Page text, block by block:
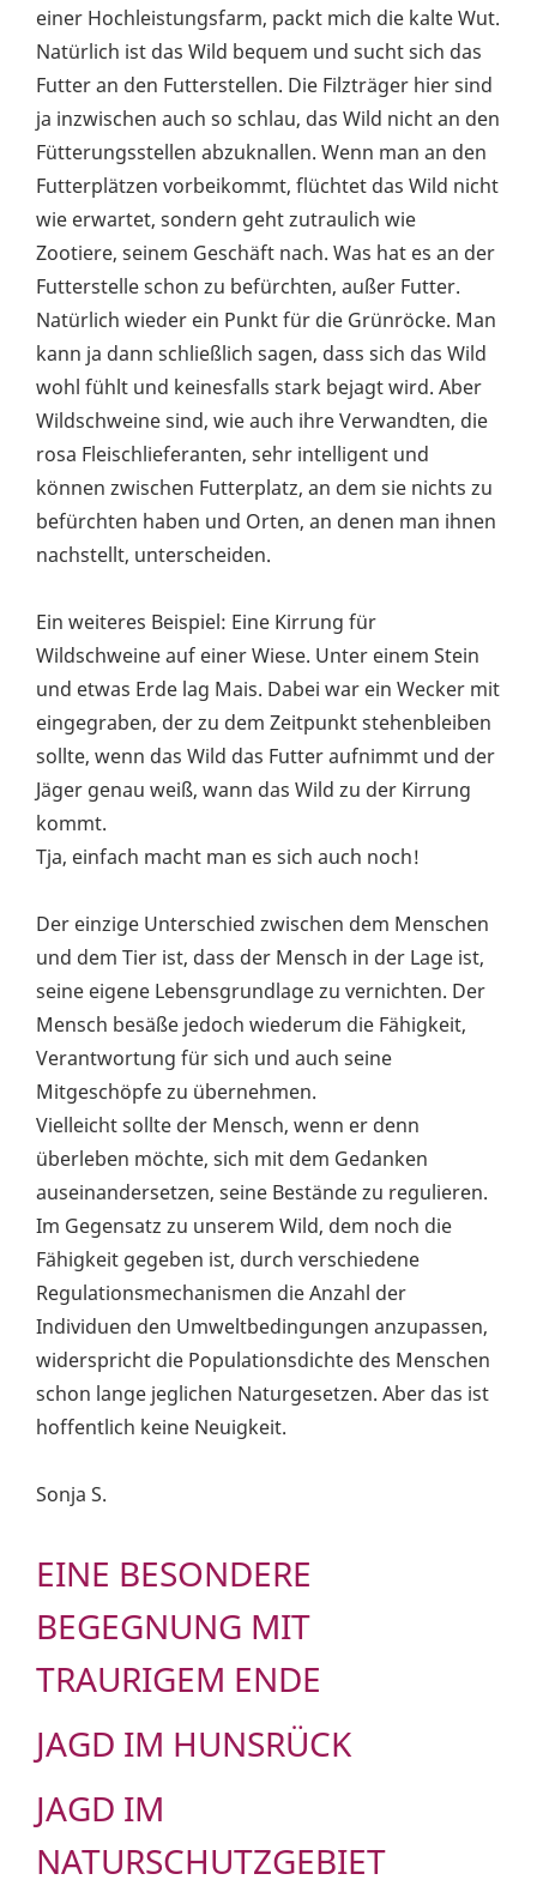
einer Hochleistungsfarm, packt mich die kalte Wut.
Natürlich ist das Wild bequem und sucht sich das
Futter an den Futterstellen. Die Filzträger hier sind
ja inzwischen auch so schlau, das Wild nicht an den
Fütterungsstellen abzuknallen. Wenn man an den
Futterplätzen vorbeikommt, flüchtet das Wild nicht
wie erwartet, sondern geht zutraulich wie
Zootiere, seinem Geschäft nach. Was hat es an der
Futterstelle schon zu befürchten, außer Futter.
Natürlich wieder ein Punkt für die Grünröcke. Man
kann ja dann schließlich sagen, dass sich das Wild
wohl fühlt und keinesfalls stark bejagt wird. Aber
Wildschweine sind, wie auch ihre Verwandten, die
rosa Fleischlieferanten, sehr intelligent und
können zwischen Futterplatz, an dem sie nichts zu
befürchten haben und Orten, an denen man ihnen
nachstellt, unterscheiden.
Ein weiteres Beispiel: Eine Kirrung für
Wildschweine auf einer Wiese. Unter einem Stein
und etwas Erde lag Mais. Dabei war ein Wecker mit
eingegraben, der zu dem Zeitpunkt stehenbleiben
sollte, wenn das Wild das Futter aufnimmt und der
Jäger genau weiß, wann das Wild zu der Kirrung
kommt.
Tja, einfach macht man es sich auch noch!
Der einzige Unterschied zwischen dem Menschen
und dem Tier ist, dass der Mensch in der Lage ist,
seine eigene Lebensgrundlage zu vernichten. Der
Mensch besäße jedoch wiederum die Fähigkeit,
Verantwortung für sich und auch seine
Mitgeschöpfe zu übernehmen.
Vielleicht sollte der Mensch, wenn er denn
überleben möchte, sich mit dem Gedanken
auseinandersetzen, seine Bestände zu regulieren.
Im Gegensatz zu unserem Wild, dem noch die
Fähigkeit gegeben ist, durch verschiedene
Regulationsmechanismen die Anzahl der
Individuen den Umweltbedingungen anzupassen,
widerspricht die Populationsdichte des Menschen
schon lange jeglichen Naturgesetzen. Aber das ist
hoffentlich keine Neuigkeit.
Sonja S.
EINE BESONDERE
BEGEGNUNG MIT
TRAURIGEM ENDE
JAGD IM HUNSRÜCK
JAGD IM
NATURSCHUTZGEBIET